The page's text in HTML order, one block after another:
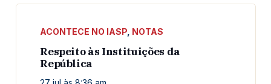
ACONTECE NO IASP NOTAS
Respeito às Instituições da
República